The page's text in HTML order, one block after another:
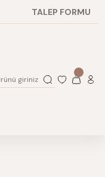
TALEP FORMU